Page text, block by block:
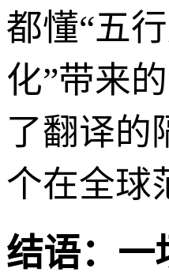
都懂“五
化”带来
了翻译的
个在全球
结语：一